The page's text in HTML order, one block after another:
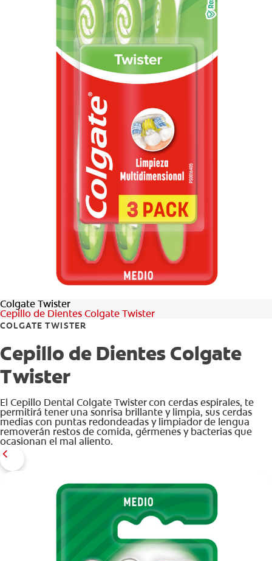
SUSCRÍBASE
Colgate Twister
Cepillo de Dientes Colgate Twister
COLGATE TWISTER
Cepillo de Dientes Colgate
Twister
El Cepillo Dental Colgate Twister con cerdas espirales, te
permitirá tener una sonrisa brillante y limpia, sus cerdas
medias con puntas redondeadas y limpiador de lengua
removerán restos de comida, gérmenes y bacterias que
ocasionan el mal aliento.